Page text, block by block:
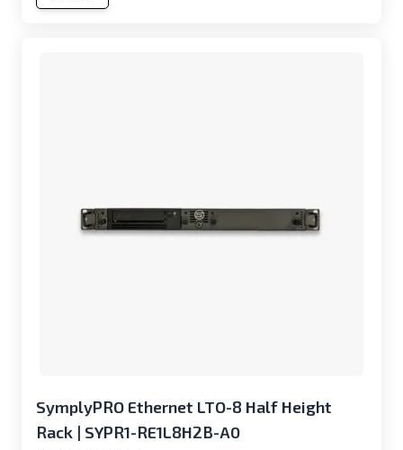
SymplyPRO Ethernet LTO-8 Half Height
Rack | SYPR1-RE1L8H2B-A0